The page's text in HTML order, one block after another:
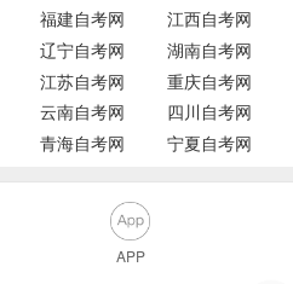
福建自考网
江西自考网
辽宁自考网
湖南自考网
江苏自考网
重庆自考网
云南自考网
四川自考网
青海自考网
宁夏自考网
APP